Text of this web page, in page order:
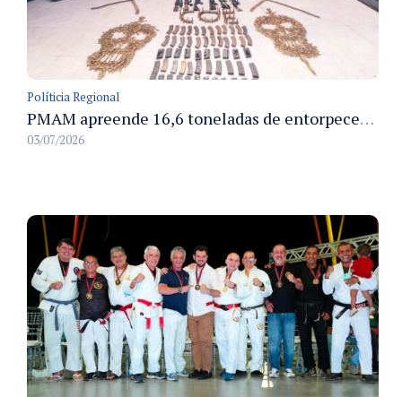
Políticia Regional
PMAM apreende 16,6 toneladas de entorpecentes e registra aumento nas prisões em flagrante e nas capturas de foragidos no primeiro semestre de 2026
03/07/2026